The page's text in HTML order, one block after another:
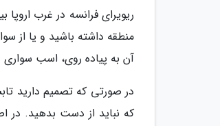
ریویرای فرانسه در غرب
آن به پیاده روی، اسب
در صورتی که تصمیم دارید
که نباید از دست بدهید. در